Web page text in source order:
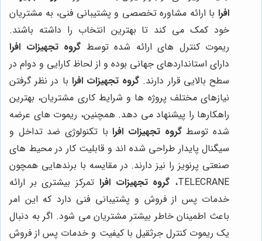
افرا با ارائه مشاوره تخصصی و پشتیبانی فنی، به مشتریان
خود کمک می کند تا بهترین انتخاب را داشته باشند.
ریموت کنترل های ارائه شده توسط گروه تجهیزات افرا
دارای استانداردهای جهانی بوده و از لحاظ کارایی و دوام در
سطح بالایی قرار دارند. گروه تجهیزات افرا با در نظر گرفتن
نیازهای مختلف پروژه ها و شرایط کاری مشتریان، بهترین
راهکارها را پیشنهاد می دهد. همچنین، ریموت های عرضه
شده توسطگروه تجهیزات افرابا تکنولوژی ضد تداخل و
سیگنال پایدار طراحی شده اند و قابلیت کار در محیط های
صنعتی پرنویز را نیز دارند. در مقایسه با برندهایی همچون
TELECRANE، گروه تجهیزات افرا تمرکز بیشتری بر ارائه
خدمات پس از فروش و پشتیبانی فنی دارد که این امر
باعث اطمینان خاطر بیشتر مشتریان می شود. اگر به دنبال
یک ریموت کنترل جرثقیل با کیفیت و خدمات پس از فروش